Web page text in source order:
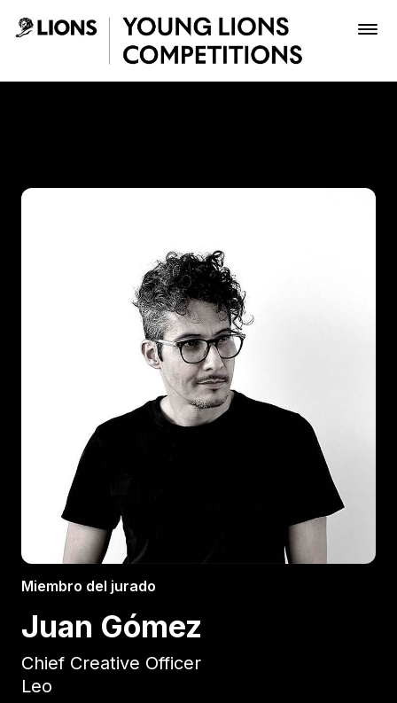
Saltar al contenido principal
Inscribir
Boletería
Miembro del jurado
Juan Gómez
Chief Creative Officer
Leo